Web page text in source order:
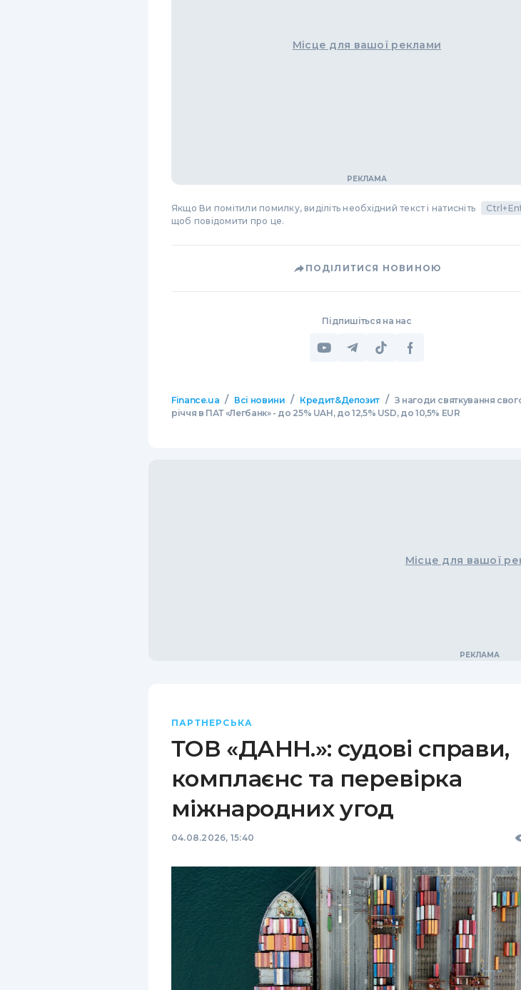
Місце для вашої реклами
Якщо Ви помітили помилку, виділіть необхідний текст і натисніть
щоб повідомити про це.
ПОДІЛИТИСЯ НОВИНОЮ
Підпишіться на нас
Finance.ua / Всі новини / Кредит&Депозит / З нагоди святкування
річчя в ПАТ «Легбанк» - до 25% UAH, до 12,5% USD, до 10,5% EUR
Місце для вашої
ПАРТНЕРСЬКА
ТОВ «ДАНН.»: судові справи,
комплаєнс та перевірка
міжнародних угод
04.08.2026, 15:40